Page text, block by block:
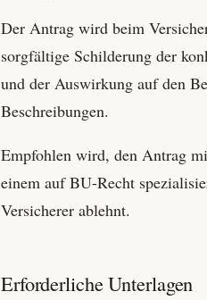
Der Antrag wird beim
sorgfältige Schilderung der
und der Auswirkung auf den
Beschreibungen.
Empfohlen wird, den Antrag
einem auf BU-Recht
Versicherer ablehnt.
Erforderliche Unterlagen